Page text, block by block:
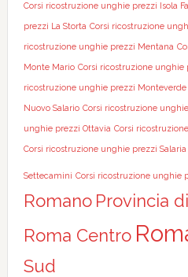
Corsi ricostruzione unghie prezzi Isola
prezzi La Storta Corsi ricostruzione
ricostruzione unghie prezzi Mentana
Monte Mario Corsi ricostruzione unghie
ricostruzione unghie prezzi Monteverde
Nuovo Salario Corsi ricostruzione
unghie prezzi Ottavia Corsi
Corsi ricostruzione unghie prezzi Salaria
Settecamini Corsi ricostruzione unghie
Romano Provincia
Roma Centro
Sud